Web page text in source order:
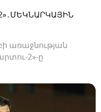
առաջնության
2»-ը